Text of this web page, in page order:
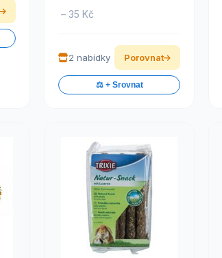
– 35 Kč
2 nabídky Porovnat
⚖️ + Srovnat